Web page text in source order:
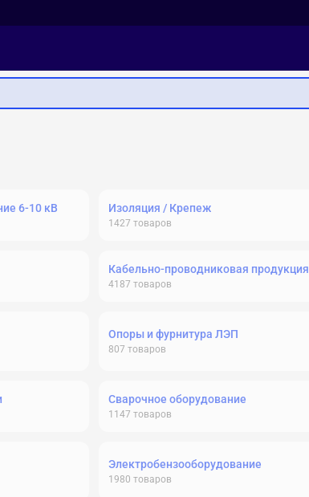
6-10 кВ Изоляция / Крепеж
1427 товаров
Кабельно-проводниковая продукция
4187 товаров
Опоры и фурнитура ЛЭП
807 товаров
Сварочное оборудование
1147 товаров
Электробензооборудование
1980 товаров